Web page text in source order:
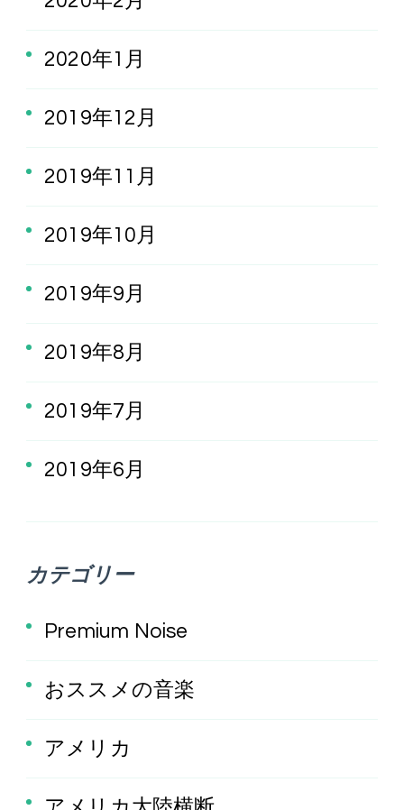
2020年1月
2019年12月
2019年11月
2019年10月
2019年9月
2019年8月
2019年7月
2019年6月
カテゴリー
Premium Noise
おススメの音楽
アメリカ